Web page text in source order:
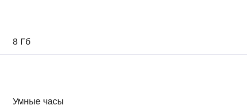
8 Гб
Умные часы